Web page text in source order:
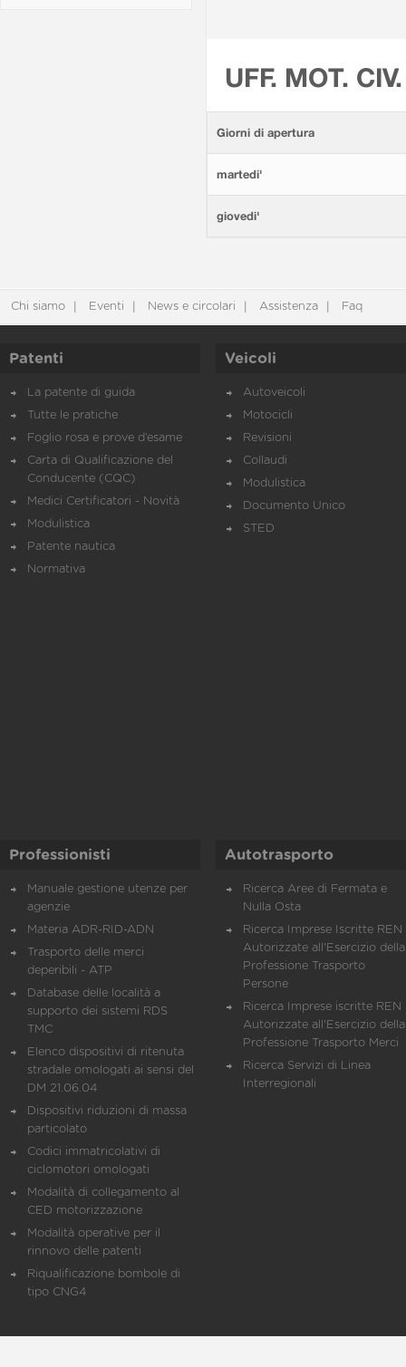
UFF. MOT.
Giorni di apertura
martedi'
giovedi'
Chi siamo Eventi News e circolari Assistenza Faq
Patenti
La patente di guida
Tutte le pratiche
Foglio rosa e prove d’esame
Carta di Qualificazione del
Conducente (CQC)
Medici Certificatori - Novità
Modulistica
Patente nautica
Normativa
Veicoli
Autoveicoli
Motocicli
Revisioni
Collaudi
Modulistica
Documento Unico
STED
Professionisti
Manuale gestione utenze per
agenzie
Materia ADR-RID-ADN
Trasporto delle merci
deperibili - ATP
Database delle località a
supporto dei sistemi RDS
TMC
Elenco dispositivi di ritenuta
stradale omologati ai sensi del
DM 21.06.04
Dispositivi riduzioni di massa
particolato
Codici immatricolativi di
ciclomotori omologati
Modalità di collegamento al
CED motorizzazione
Modalità operative per il
rinnovo delle patenti
Riqualificazione bombole di
tipo CNG4
Autotrasporto
Ricerca Aree di Fermata e
Nulla Osta
Ricerca Imprese Iscritte REN
Autorizzate all'Esercizio della
Professione Trasporto
Persone
Ricerca Imprese iscritte REN
Autorizzate all'Esercizio della
Professione Trasporto Merci
Ricerca Servizi di Linea
Interregionali